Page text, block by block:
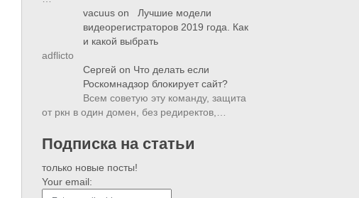
vacuus on
Лучшие модели
видеорегистраторов 2019 года. Как
и какой выбрать
adflicto
Сергей on Что делать если
Роскомнадзор блокирует сайт?
Всем советую эту команду, защита
от ркн в один домен, без редиректов,…
Подписка на статьи
только новые посты!
Your email: